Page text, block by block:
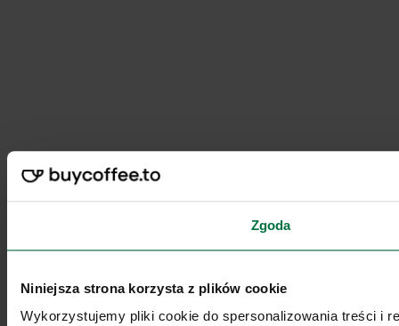
Zgoda
Niniejsza strona korzysta z plików cookie
Wykorzystujemy pliki cookie do spersonalizowania treści i